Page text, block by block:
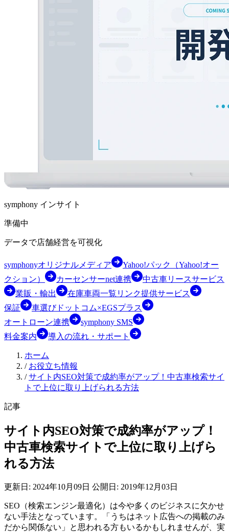
symphony インサイト
準備中
データで店舗経営を可視化
symphonyオリジナルメディア
Yahoo!パック（Yahoo!オー
クション）
カーセンサーnet連携
中古車リースサービス
業販・輸出
在庫車両一覧リンク提供サービス
保証
車選びドットコム×EGSプラス
オートローン連携
symphony SMS
料金案内
導入の流れ・サポート
ホーム
/ お役立ち情報
/ サイト内SEO対策で成約率がアップ！中古車検索サイ
トで上位に取り上げられる方法
記事
サイト内SEO対策で成約率がアップ！
中古車検索サイトで上位に取り上げら
れる方法
更新日: 2024年10月09日 公開日: 2019年12月03日
SEO（検索エンジン最適化）は今や多くのビジネスに欠かせ
ない手法となっています。「うちはネット広告への掲載のみ
だから関係ない」と思われる方もいるかもしれませんが、実